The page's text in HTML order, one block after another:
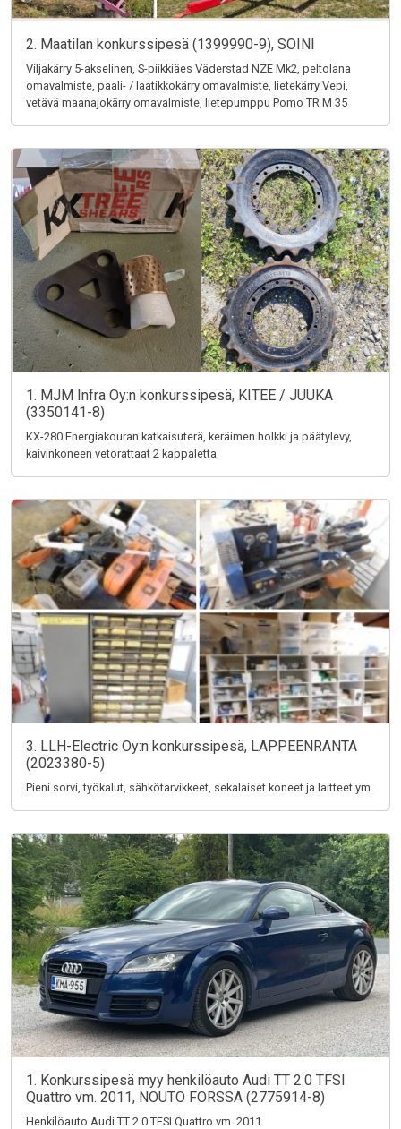
2. Maatilan konkurssipesä (1399990-9), SOINI
Viljakärry 5-akselinen, S-piikkiäes Väderstad NZE Mk2, peltolana
omavalmiste, paali- / laatikkokärry omavalmiste, lietekärry Vepi,
vetävä maanajokärry omavalmiste, lietepumppu Pomo TR M 35
1. MJM Infra Oy:n konkurssipesä, KITEE / JUUKA
(3350141-8)
KX-280 Energiakouran katkaisuterä, keräimen holkki ja päätylevy,
kaivinkoneen vetorattaat 2 kappaletta
3. LLH-Electric Oy:n konkurssipesä, LAPPEENRANTA
(2023380-5)
Pieni sorvi, työkalut, sähkötarvikkeet, sekalaiset koneet ja laitteet ym.
1. Konkurssipesä myy henkilöauto Audi TT 2.0 TFSI
Quattro vm. 2011, NOUTO FORSSA (2775914-8)
Henkilöauto Audi TT 2.0 TFSI Quattro vm. 2011